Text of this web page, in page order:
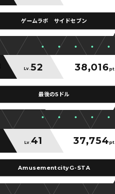
ゲームラボ サイドセブン
Lv.52 38,016 pt
最後の5ドル
Lv. 41 37,754pt
AmusementcityG-STA